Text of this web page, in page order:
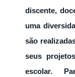
discente,
uma
são
seus
escolar.